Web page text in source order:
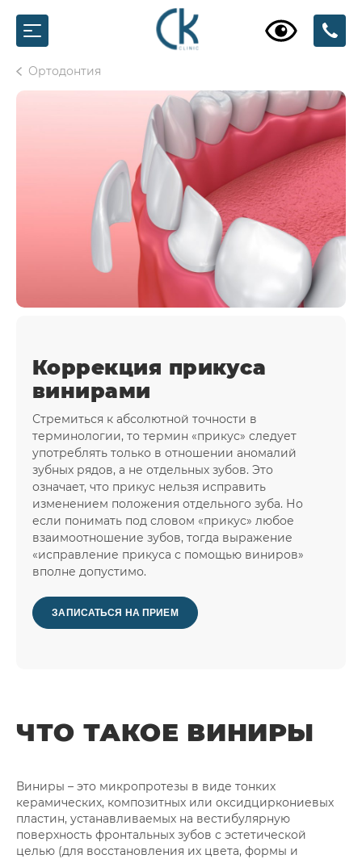
Ортодонтия
Коррекция прикуса
винирами
Стремиться к абсолютной точности в
терминологии, то термин «прикус» следует
употреблять только в отношении аномалий
зубных рядов, а не отдельных зубов. Это
означает, что прикус нельзя исправить
изменением положения отдельного зуба. Но
если понимать под словом «прикус» любое
взаимоотношение зубов, тогда выражение
«исправление прикуса с помощью виниров»
вполне допустимо.
ЗАПИСАТЬСЯ НА ПРИЕМ
ЧТО ТАКОЕ ВИНИРЫ
Виниры – это микропротезы в виде тонких
керамических, композитных или оксидциркониевых
пластин, устанавливаемых на вестибулярную
поверхность фронтальных зубов с эстетической
целью (для восстановления их цвета, формы и